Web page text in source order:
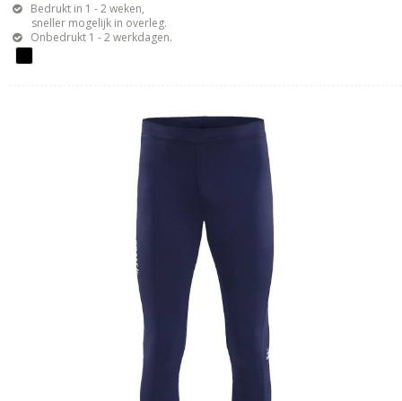
Bedrukt in 1 - 2 weken,
sneller mogelijk in overleg.
Onbedrukt 1 - 2 werkdagen.